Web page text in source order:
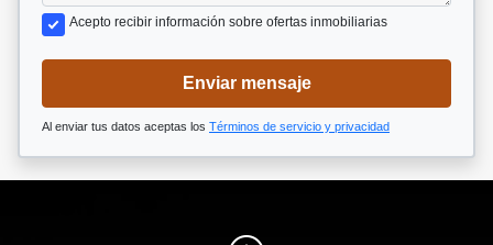
Acepto recibir información sobre ofertas inmobiliarias
Enviar mensaje
Al enviar tus datos aceptas los Términos de servicio y privacidad